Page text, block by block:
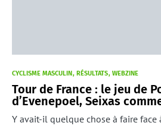
CYCLISME MASCULIN RÉSULTATS WEBZINE
Tour de France : le jeu de
d’Evenepoel, Seixas
Y avait-il quelque chose à faire face